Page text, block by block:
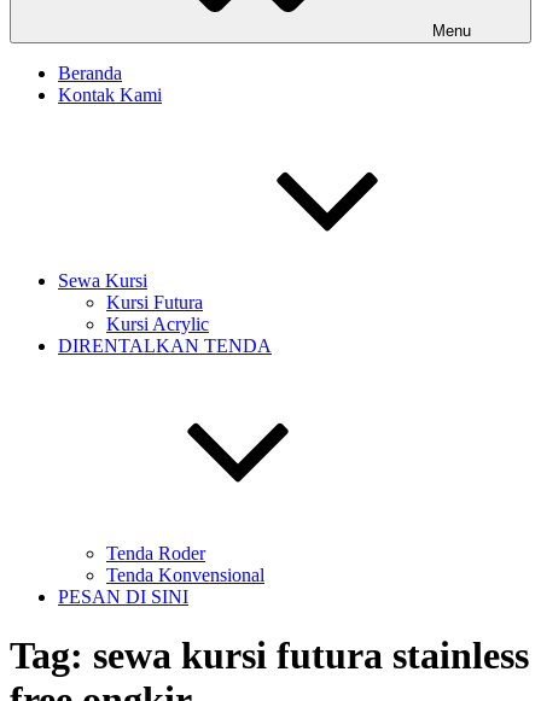
Menu
Beranda
Kontak Kami
Sewa Kursi
Kursi Futura
Kursi Acrylic
DIRENTALKAN TENDA
Tenda Roder
Tenda Konvensional
PESAN DI SINI
Tag: sewa kursi futura stainless